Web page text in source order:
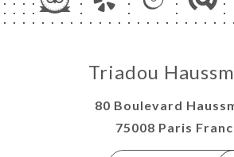
Triadou
80 Boulevard
75008 Paris